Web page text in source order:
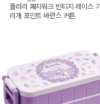
플러리 패치워크 빈티지 레이스
리개 포인트 바란스 커튼